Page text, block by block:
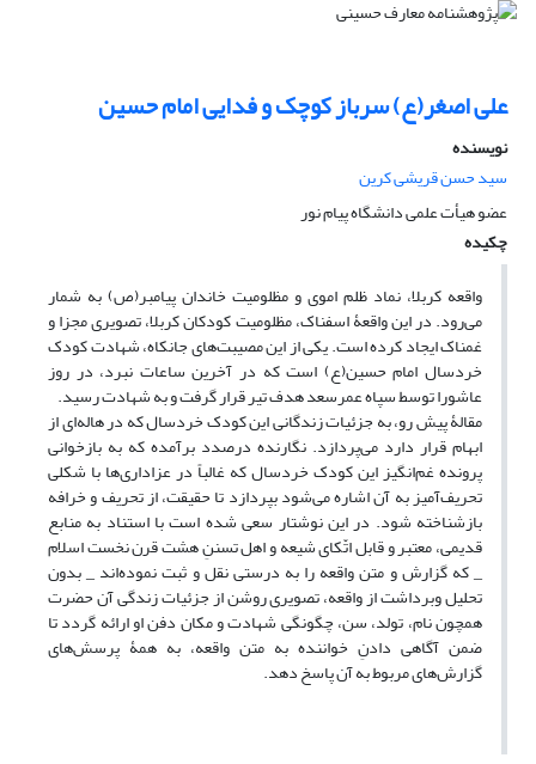
علی اصغر(ع) سرباز کوچک و فدایی امام حسین
نویسنده
سید حسن قریشی کرین
عضو هیأت علمی دانشگاه پیام نور
چکیده
واقعه کربلا، نماد ظلم اموی و مظلومیت خاندان پیامبر(ص) به شمار
می‌رود. در این واقعۀ اسفناک، مظلومیت کودکان کربلا، تصویری مجزا و
غمناک ایجاد کرده است. یکی از این مصیبت‌های جانکاه، شهادت کودک
خردسال امام حسین(ع) است که در آخرین ساعات نبرد، در روز
عاشورا توسط سپاه عمرسعد هدف تیر قرار گرفت و به شهادت رسید.
مقالۀ پیش رو، به جزئیات زندگانی این کودک خردسال که در هاله‌ای از
ابهام قرار دارد می‌پردازد. نگارنده درصدد برآمده که به بازخوانی
پرونده غم‌انگیز این کودک خردسال که غالباً در عزاداری‌ها با شکلی
تحریف‌آمیز به آن اشاره می‌شود بپردازد تا حقیقت، از تحریف و خرافه
بازشناخته شود. در این نوشتار سعی شده است با استناد به منابع
قدیمی، معتبر و قابل اتّکای شیعه و اهل تسننِ هشت قرن نخست اسلام
_ که گزارش و متن واقعه را به درستی نقل و ثبت نموده‌اند _ بدون
تحلیل وبرداشت از واقعه، تصویری روشن از جزئیات زندگی آن حضرت
همچون نام، تولد، سن، چگونگی شهادت و مکان دفن او ارائه گردد تا
ضمن آگاهی دادنِ خواننده به متن واقعه، به همۀ پرسش‌های
گزارش‌های مربوط به آن پاسخ دهد.